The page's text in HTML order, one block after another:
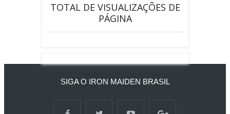
TOTAL DE VISUALIZAÇÕES DE
PÁGINA
SIGA O IRON MAIDEN BRASIL